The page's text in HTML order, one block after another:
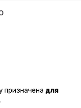
призначена для